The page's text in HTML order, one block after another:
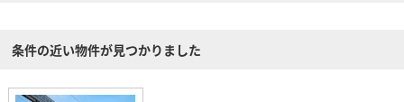
条件の近い物件が見つかりました